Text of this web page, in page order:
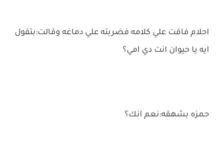
احلام فاقت علي كلامه فضربته علي دماغه وقالت:بتقول
ايه يا حيوان انت دي امي؟
حمزه بشهقه:نعم انك؟